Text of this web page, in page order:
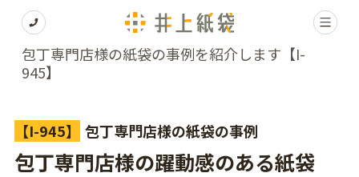
包丁専門店様の紙袋の事例を紹介します【I-
945】
【I-945】 包丁専門店様の紙袋の事例
包丁専門店様の躍動感のある紙袋